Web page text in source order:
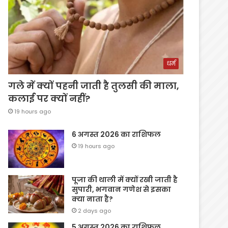
धर्म
गले में क्यों पहनी जाती है तुलसी की माला,
कलाई पर क्यों नहीं?
19 hours ago
6 अगस्त 2026 का राशिफल
19 hours ago
पूजा की थाली में क्यों रखी जाती है
सुपारी, भगवान गणेश से इसका
क्या नाता है?
2 days ago